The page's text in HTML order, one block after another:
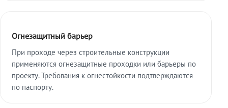
Огнезащитный барьер
При проходе через строительные конструкции
применяются огнезащитные проходки или барьеры по
проекту. Требования к огнестойкости подтверждаются
по паспорту.